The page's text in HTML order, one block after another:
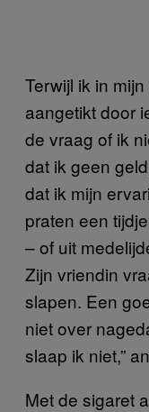
Terwijl ik in
aangetikt door
de vraag of ik
dat ik geen
dat ik mijn
praten een
– of uit
Zijn vriendin
slapen. Een
niet over
slaap ik niet,”
Met de sigaret